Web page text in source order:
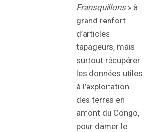
Fransquillons» à
grand renfort
d’articles
tapageurs, mais
surtout récupérer
les données utiles
à l’exploitation
des terres en
amont du Congo,
pour damer le